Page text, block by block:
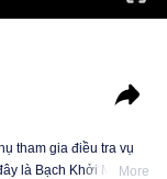
tham gia điều tra vụ
là Bạch Khởi Minh lại
More